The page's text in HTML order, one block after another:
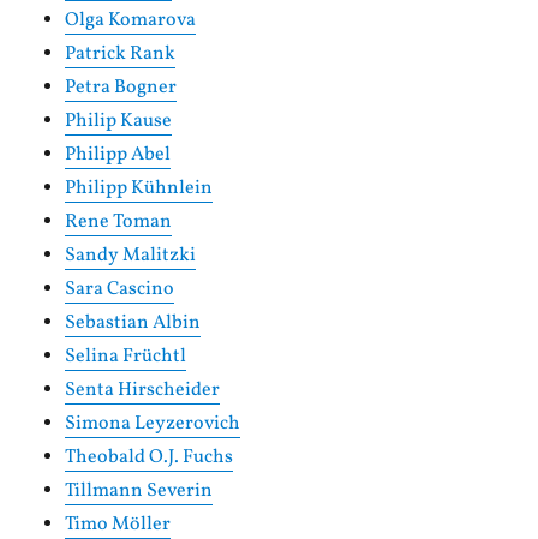
Olga Komarova
Patrick Rank
Petra Bogner
Philip Kause
Philipp Abel
Philipp Kühnlein
Rene Toman
Sandy Malitzki
Sara Cascino
Sebastian Albin
Selina Früchtl
Senta Hirscheider
Simona Leyzerovich
Theobald O.J. Fuchs
Tillmann Severin
Timo Möller